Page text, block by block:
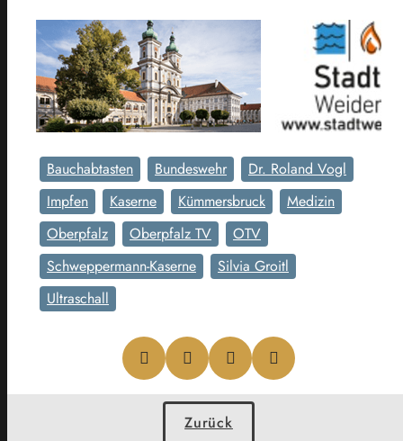
Bauchabtasten Bundeswehr
Dr. Roland Vogl
Impfen
Kaserne Kümmersbruck
Medizin
Oberpfalz
Oberpfalz TV
OTV
Schweppermann-Kaserne
Silvia Groitl
Ultraschall
Zurück